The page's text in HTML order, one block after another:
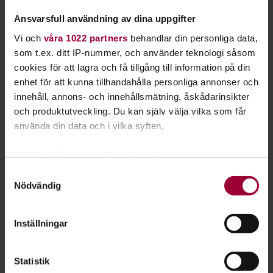
Ansvarsfull användning av dina uppgifter
Vi och våra 1022 partners behandlar din personliga data,
som t.ex. ditt IP-nummer, och använder teknologi såsom
cookies för att lagra och få tillgång till information på din
enhet för att kunna tillhandahålla personliga annonser och
innehåll, annons- och innehållsmätning, åskådarinsikter
och produktutveckling. Du kan själv välja vilka som får
använda din data och i vilka syften.
som kan ha en noggrannhet på upp till flera meter
Du kan ändra eller dra tillbaka ditt samtycke när som
Nödvändig
Inställningar
Statistik
Dans, teater och scenkonst:
Alsters Hemlighet
Karlstad 2026-08-07
Dans, teater och scenkonst:
Eskilstunafesten - en fest för hela